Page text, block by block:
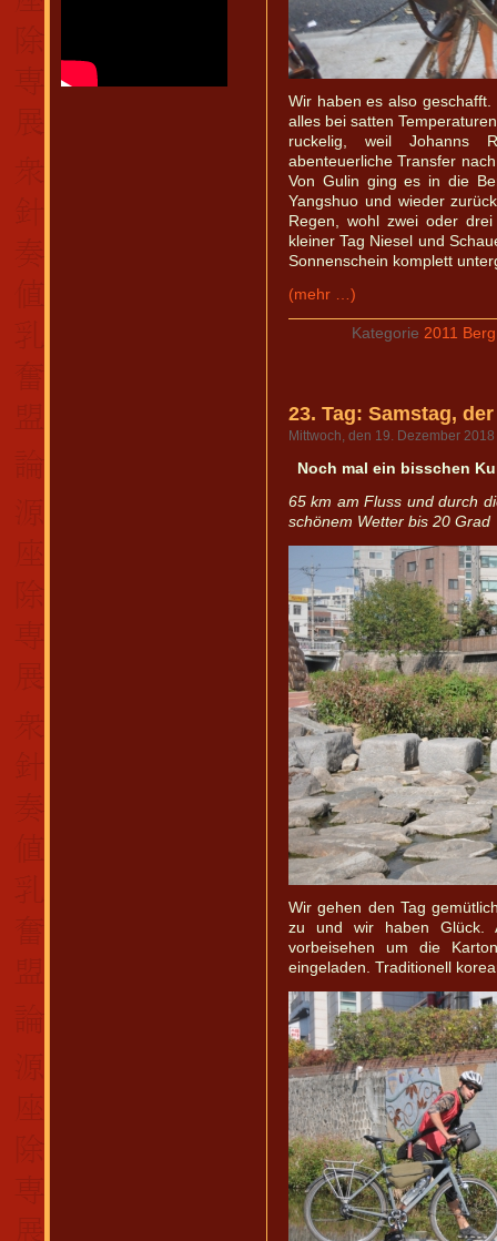
Wir haben es also
alles bei satten
ruckelig, weil Johanns
abenteuerliche Transfer
Von Gulin ging es in die
Yangshuo und wieder
Regen, wohl zwei oder
kleiner Tag Niesel und
Sonnenschein komplett
(mehr …)
Kategorie 2011
23. Tag: Samstag,
Mittwoch, den 19. Dezember 2018
Noch mal ein bisschen
65 km am Fluss und durch
schönem Wetter bis 20 Grad
Wir gehen den Tag
zu und wir haben Glück.
vorbeisehen um die
eingeladen. Traditionell